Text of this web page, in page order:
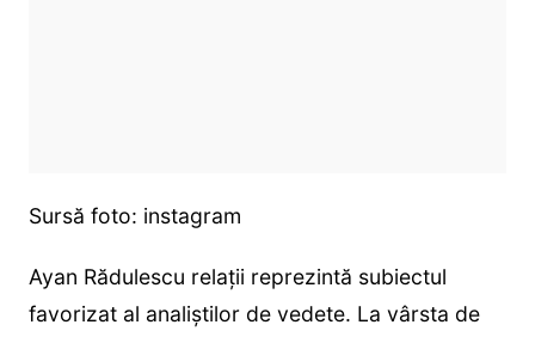
Sursă foto: instagram
Ayan Rădulescu relații reprezintă subiectul
favorizat al analiștilor de vedete. La vârsta de